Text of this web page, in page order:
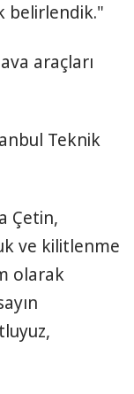
belirlendik."
araçları
Teknik
Çetin,
ve kilitlenme
olarak